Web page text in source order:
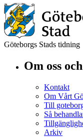
Göteborgs Stads tidning
Om oss
Kontakt
Om Vårt
Till
Så
Arkiv